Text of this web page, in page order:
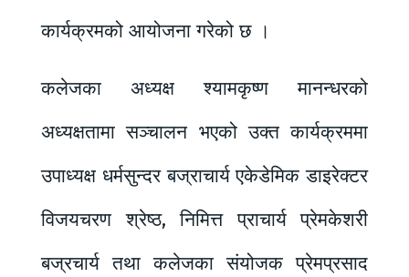
कार्यक्रमको आयोजना गरेको छ ।
कलेजका अध्यक्ष श्यामकृष्ण मानन्धरको
अध्यक्षतामा सञ्चालन भएको उक्त कार्यक्रममा
उपाध्यक्ष धर्मसुन्दर बज्राचार्य एकेडेमिक डाइरेक्टर
विजयचरण श्रेष्ठ, निमित्त प्राचार्य प्रेमकेशरी
बज्रचार्य तथा कलेजका संयोजक प्रेमप्रसाद